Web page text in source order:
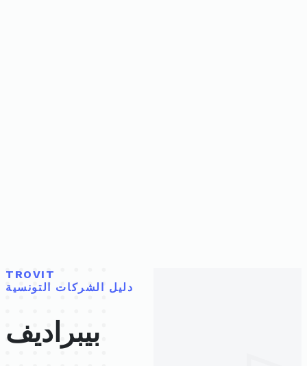
TROVIT
دليل الشركات التونسية
بيبراديف